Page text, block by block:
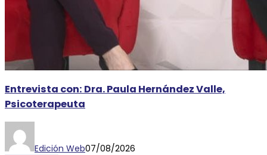
Entrevista con: Dra. Paula Hernández Valle,
Psicoterapeuta
Edición Web07/08/2026